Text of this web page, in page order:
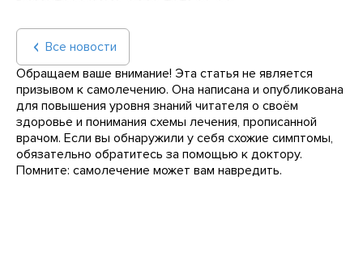
Все новости
Обращаем ваше внимание! Эта статья не является
призывом к самолечению. Она написана и опубликована
для повышения уровня знаний читателя о своём
здоровье и понимания схемы лечения, прописанной
врачом. Если вы обнаружили у себя схожие симптомы,
обязательно обратитесь за помощью к доктору.
Помните: самолечение может вам навредить.